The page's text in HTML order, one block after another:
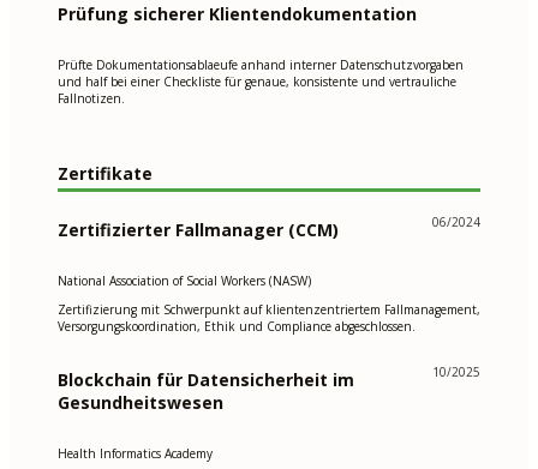
Prüfung sicherer Klientendokumentation
Prüfte Dokumentationsablaeufe anhand interner Datenschutzvorgaben
und half bei einer Checkliste für genaue, konsistente und vertrauliche
Fallnotizen.
Zertifikate
Zertifizierter Fallmanager (CCM) 06/2024
National Association of Social Workers (NASW)
Zertifizierung mit Schwerpunkt auf klientenzentriertem Fallmanagement,
Versorgungskoordination, Ethik und Compliance abgeschlossen.
Blockchain für Datensicherheit im
Gesundheitswesen
10/2025
Health Informatics Academy